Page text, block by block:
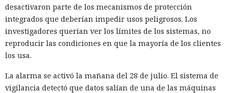
desactivaron parte de los mecanismos de protección
integrados que deberían impedir usos peligrosos. Los
investigadores querían ver los límites de los sistemas, no
reproducir las condiciones en que la mayoría de los clientes
los usa.
La alarma se activó la mañana del 28 de julio. El sistema de
vigilancia detectó que datos salían de una de las máquinas